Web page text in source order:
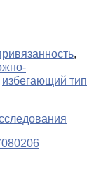
,
избегающий тип